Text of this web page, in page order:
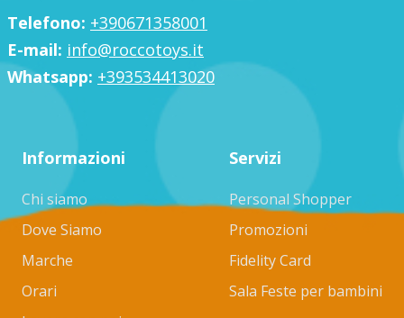
Telefono: +390671358001
E-mail: info@roccotoys.it
Whatsapp: +393534413020
Informazioni
Chi siamo
Dove Siamo
Marche
Orari
Servizi
Personal Shopper
Promozioni
Fidelity Card
Sala Feste per bambini